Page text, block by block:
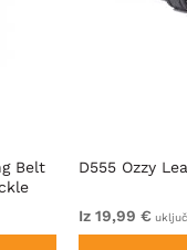
Belt
D555 Ozzy
Iz 19,99 €